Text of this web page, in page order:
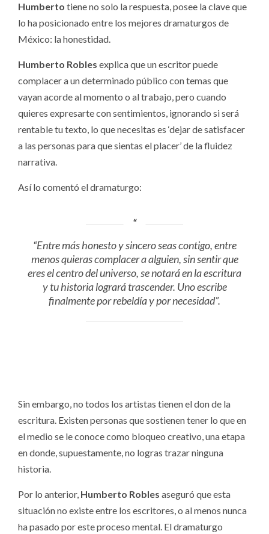
Humberto tiene no solo la respuesta, posee la clave que
lo ha posicionado entre los mejores dramaturgos de
México: la honestidad.
Humberto Robles explica que un escritor puede
complacer a un determinado público con temas que
vayan acorde al momento o al trabajo, pero cuando
quieres expresarte con sentimientos, ignorando si será
rentable tu texto, lo que necesitas es ‘dejar de satisfacer
a las personas para que sientas el placer’ de la fluidez
narrativa.
Así lo comentó el dramaturgo:
“Entre más honesto y sincero seas contigo, entre
menos quieras complacer a alguien, sin sentir que
eres el centro del universo, se notará en la escritura
y tu historia logrará trascender. Uno escribe
finalmente por rebeldía y por necesidad”.
Sin embargo, no todos los artistas tienen el don de la
escritura. Existen personas que sostienen tener lo que en
el medio se le conoce como bloqueo creativo, una etapa
en donde, supuestamente, no logras trazar ninguna
historia.
Por lo anterior, Humberto Robles aseguró que esta
situación no existe entre los escritores, o al menos nunca
ha pasado por este proceso mental. El dramaturgo